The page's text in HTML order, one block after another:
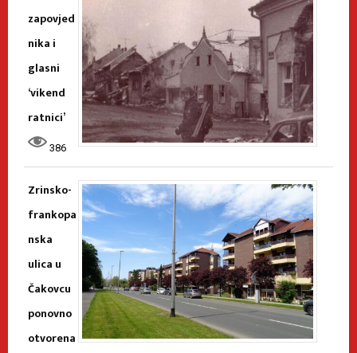
zapovjed
nika i
glasni
‘vikend
ratnici’
386
Zrinsko-
frankopa
nska
ulica u
Čakovcu
ponovno
otvorena